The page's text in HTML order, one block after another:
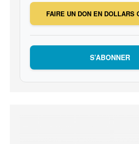
FAIRE UN DON EN DOLLARS
S’ABONNER